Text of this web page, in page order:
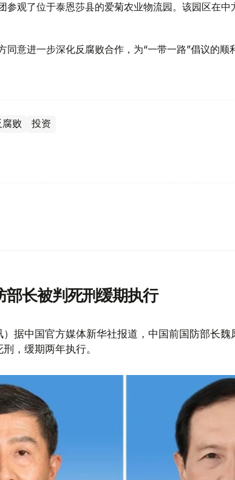
参观了位于泰恩莎县的爱菊农业物流园。该园区在
同意进一步深化反腐败合作，为“一带一路”倡议的顺
腐败 投资
部长被判死刑缓期执行
）据中国官方媒体新华社报道，中国前国防部长
，缓期两年执行。